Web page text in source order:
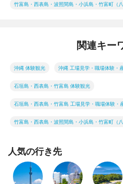
竹富島・西表島・波照間島・小浜島・竹富町（八
関連キー
沖縄 体験観光 沖縄 工場見学・職場体験・
石垣島・西表島・竹富島 体験観光
石垣島・西表島・竹富島 工場見学・職場体験・
竹富島・西表島・波照間島・小浜島・竹富町（
人気の行き先